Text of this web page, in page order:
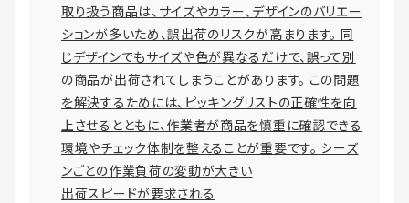
取り扱う商品は、サイズやカラー、デザインのバリエー
ションが多いため、誤出荷のリスクが高まります。 同
じデザインでもサイズや色が異なるだけで、誤って別
の商品が出荷されてしまうことがあります。 この問題
を解決するためには、ピッキングリストの正確性を向
上させるとともに、作業者が商品を慎重に確認できる
環境やチェック体制を整えることが重要です。 シーズ
ンごとの作業負荷の変動が大きい
出荷スピードが要求される